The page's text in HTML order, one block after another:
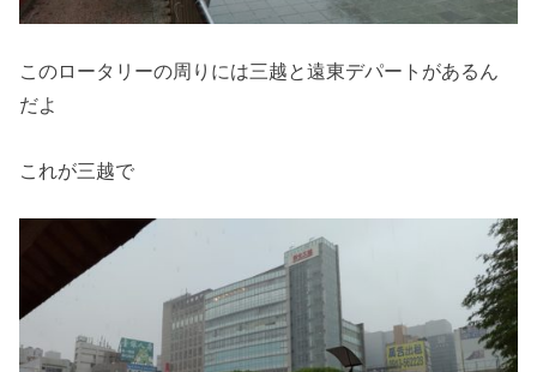
このロータリーの周りには三越と遠東デパートがあるん
だよ
これが三越で